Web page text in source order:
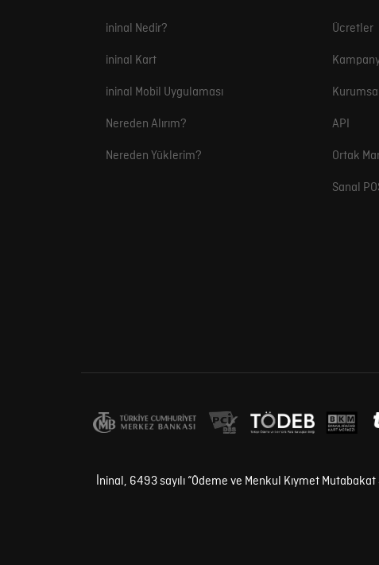
ininal Nedir?
ininal Kart
ininal Mobil Uygulaması
Nereden Alırım?
Nereden Yüklerim?
Ücretler
API
Ortak
Sanal
İninal, 6493 sayılı “Ödeme ve Menkul Kıymet